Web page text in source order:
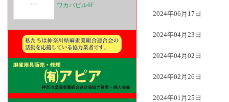
ワカバビル6F
2024年06月17日
2024年04月23日
2024年04月02日
2024年02月26日
2024年01月25日